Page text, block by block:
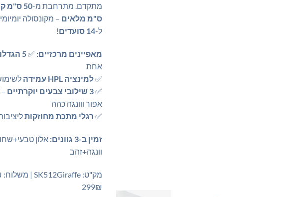
מתקדם. מתרחבת מ-
ס"מ מלאים – מקונסולה
ל-14 סועדים !
מאפיינים מרכזיים: ✅5 הגדלות
אחת
✅למינציה HPL עמידה
✅3 שילובי צבעים יוקרתיים
–
אפור ווונגה כהה
✅ רגלי מתכת מחוזקות
זמין ב-3 גוונים:
אלון
וונגה+זהב
299₪